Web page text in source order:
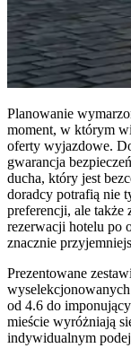
Planowanie
moment, w którym
oferty wyjazdowe.
gwarancja
ducha, który jest
doradcy potrafią nie
preferencji, ale także
rezerwacji hotelu po
znacznie
Prezentowane
od 4.6 do
mieście wyróżniają
indywidualnym